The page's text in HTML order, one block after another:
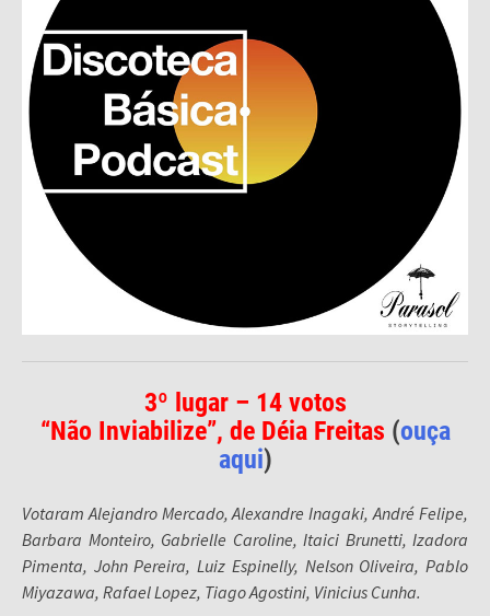
3º lugar – 14 votos
“Não Inviabilize”, de Déia Freitas (ouça
aqui)
Votaram Alejandro Mercado, Alexandre Inagaki, André Felipe,
Barbara Monteiro, Gabrielle Caroline, Itaici Brunetti, Izadora
Pimenta, John Pereira, Luiz Espinelly, Nelson Oliveira, Pablo
Miyazawa, Rafael Lopez, Tiago Agostini, Vinicius Cunha.